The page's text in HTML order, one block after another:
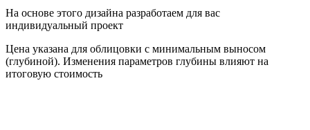
На основе этого дизайна разработаем для вас
индивидуальный проект
Цена указана для облицовки с минимальным выносом
(глубиной). Изменения параметров глубины влияют на
итоговую стоимость